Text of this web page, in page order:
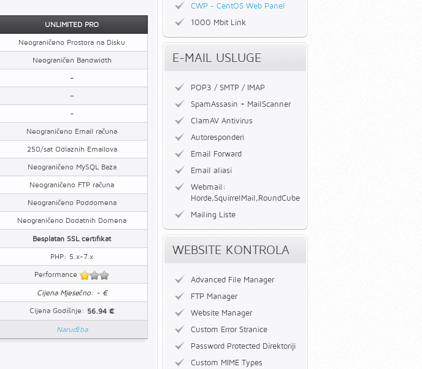
UNLIMITED PRO
Narudžba
Neograničeno Prostora na Disku
Neograničen Bandwidth
–
–
–
Neograničeno Email računa
250/sat Odlaznih Emailova
Neograničeno MySQL Baza
Neograničeno FTP računa
Neograničeno Poddomena
Neograničeno Dodatnih Domena
Besplatan SSL certifikat
PHP: 5.x-7.x
Performance
Cijena Mjesečno: - €
Cijena Godišnje: 56.94 €
CWP - CentOS Web Panel
1000 Mbit Link
E-MAIL USLUGE
POP3 / SMTP / IMAP
SpamAssasin + MailScanner
ClamAV Antivirus
Autoresponderi
Email Forward
Email aliasi
Webmail:
Horde,SquirrelMail,RoundCube
Mailing Liste
WEBSITE KONTROLA
Advanced File Manager
FTP Manager
Website Manager
Custom Error Stranice
Password Protected Direktoriji
Custom MIME Types